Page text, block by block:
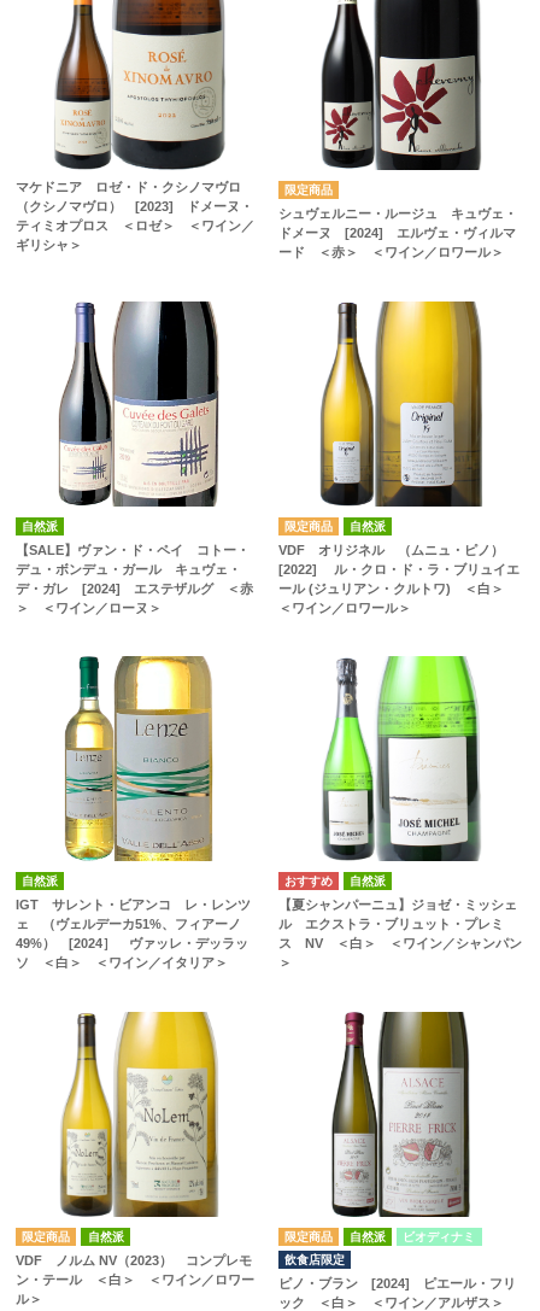
マケドニア ロゼ・ド・クシノマヴロ
（クシノマヴロ） [2023] ドメーヌ・
ティミオプロス ＜ロゼ＞ ＜ワイン／
ギリシャ＞
シュヴェルニー・ルージュ キュヴェ・
ドメーヌ [2024] エルヴェ・ヴィルマ
ード ＜赤＞ ＜ワイン／ロワール＞
自然派
【SALE】ヴァン・ド・ペイ コトー・
デュ・ボンデュ・ガール キュヴェ・
デ・ガレ [2024] エステザルグ ＜赤
＞ ＜ワイン／ローヌ＞
自然派
VDF オリジネル （ムニュ・ピノ）
[2022] ル・クロ・ド・ラ・ブリュイエ
ール (ジュリアン・クルトワ) ＜白＞
＜ワイン／ロワール＞
自然派
IGT サレント・ビアンコ レ・レンツ
ェ （ヴェルデーカ51%、フィアーノ
49%） [2024］ ヴァッレ・デッラッ
ソ ＜白＞ ＜ワイン／イタリア＞
自然派
【夏シャンパーニュ】ジョゼ・ミッシェ
ル エクストラ・ブリュット・プレミ
ス NV ＜白＞ ＜ワイン／シャンパン
＞
自然派
VDF ノルム NV（2023） コンプレモ
ン・テール ＜白＞ ＜ワイン／ロワー
ル＞
自然派
ビオディナミ
飲食店限定
ピノ・ブラン [2024] ピエール・フリ
ック ＜白＞ ＜ワイン／アルザス＞